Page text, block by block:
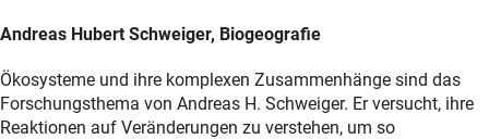
Andreas Hubert Schweiger, Biogeografie
Ökosysteme und ihre komplexen Zusammenhänge sind das
Forschungsthema von Andreas H. Schweiger. Er versucht, ihre
Reaktionen auf Veränderungen zu verstehen, um so